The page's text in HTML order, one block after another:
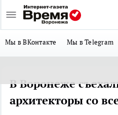
Мы в ВКонтакте Мы в Telegram
В Воронеже
архитекторы со